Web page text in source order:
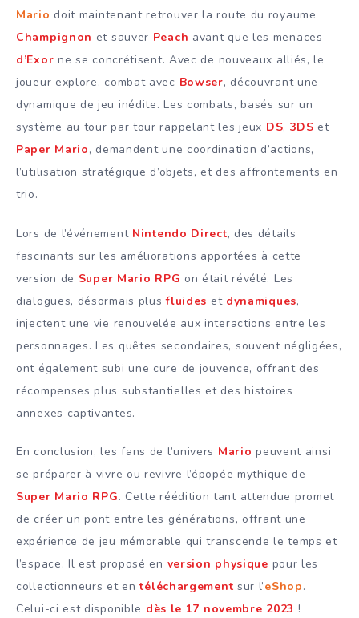
Mario doit maintenant retrouver la route du royaume
Champignon et sauver Peach avant que les menaces
d’Exor ne se concrétisent. Avec de nouveaux alliés, le
joueur explore, combat avec Bowser, découvrant une
dynamique de jeu inédite. Les combats, basés sur un
système au tour par tour rappelant les jeux DS, 3DS et
Paper Mario, demandent une coordination d’actions,
l’utilisation stratégique d’objets, et des affrontements en
trio.
Lors de l’événement Nintendo Direct, des détails
fascinants sur les améliorations apportées à cette
version de Super Mario RPG on était révélé. Les
dialogues, désormais plusfluides et dynamiques,
injectent une vie renouvelée aux interactions entre les
personnages. Les quêtes secondaires, souvent négligées,
ont également subi une cure de jouvence, offrant des
récompenses plus substantielles et des histoires
annexes captivantes.
En conclusion, les fans de l’univers Mario peuvent ainsi
se préparer à vivre ou revivre l’épopée mythique de
Super Mario RPG. Cette réédition tant attendue promet
de créer un pont entre les générations, offrant une
expérience de jeu mémorable qui transcende le temps et
l’espace. Il est proposé en version physique pour les
collectionneurs et entéléchargement sur l’eShop.
Celui-ci est disponible dès le 17 novembre 2023 !